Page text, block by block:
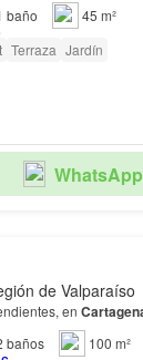
baño
45 m²
Terraza Jardín
WhatsApp
de Valparaíso
en
baños
100 m²